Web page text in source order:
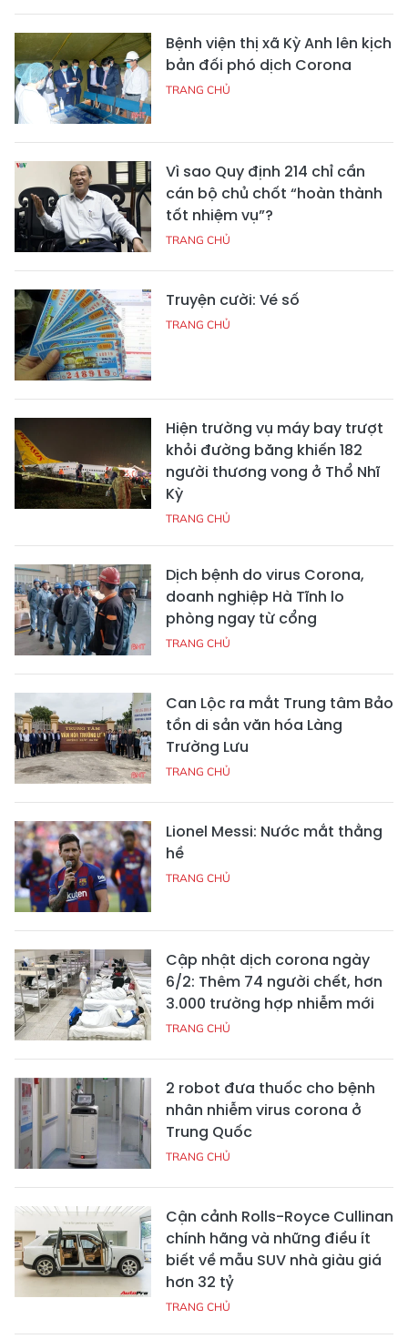
Bệnh viện thị xã Kỳ Anh lên kịch
bản đối phó dịch Corona
TRANG CHỦ
Vì sao Quy định 214 chỉ cần
cán bộ chủ chốt “hoàn thành
tốt nhiệm vụ”?
TRANG CHỦ
Truyện cười: Vé số
TRANG CHỦ
Hiện trường vụ máy bay trượt
khỏi đường băng khiến 182
người thương vong ở Thổ Nhĩ
Kỳ
TRANG CHỦ
Dịch bệnh do virus Corona,
doanh nghiệp Hà Tĩnh lo
phòng ngay từ cổng
TRANG CHỦ
Can Lộc ra mắt Trung tâm Bảo
tồn di sản văn hóa Làng
Trường Lưu
TRANG CHỦ
Lionel Messi: Nước mắt thằng
hề
TRANG CHỦ
Cập nhật dịch corona ngày
6/2: Thêm 74 người chết, hơn
3.000 trường hợp nhiễm mới
TRANG CHỦ
2 robot đưa thuốc cho bệnh
nhân nhiễm virus corona ở
Trung Quốc
TRANG CHỦ
Cận cảnh Rolls-Royce Cullinan
chính hãng và những điều ít
biết về mẫu SUV nhà giàu giá
hơn 32 tỷ
TRANG CHỦ